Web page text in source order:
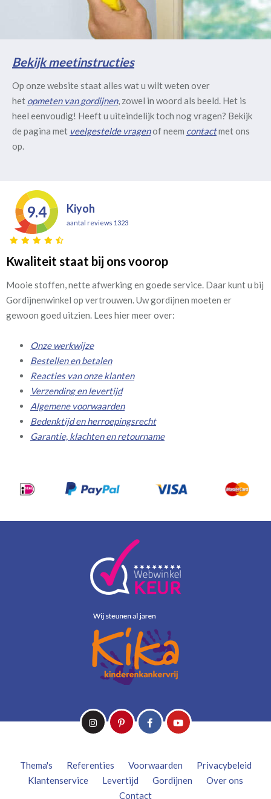
Bekijk meetinstructies
Op onze website staat alles wat u wilt weten over
het opmeten van gordijnen, zowel in woord als beeld. Het is
heel eenvoudig! Heeft u uiteindelijk toch nog vragen? Bekijk
de pagina met veelgestelde vragenof neem contactmet ons
op.
9.4 Kiyoh
aantal reviews 1323
Kwaliteit staat bij ons voorop
Mooie stoffen, nette afwerking en goede service. Daar kunt u bij
Gordijnenwinkel op vertrouwen. Uw gordijnen moeten er
gewoon goed uitzien. Lees hier meer over:
Onze werkwijze
Bestellen en betalen
Reacties van onze klanten
Verzending en levertijd
Algemene voorwaarden
Bedenktijd en herroepingsrecht
Garantie, klachten en retourname
Thema's Referenties Voorwaarden
Privacybeleid
Klantenservice
Levertijd Gordijnen
Over ons
Contact